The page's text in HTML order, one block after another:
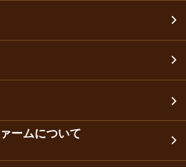
ームについて